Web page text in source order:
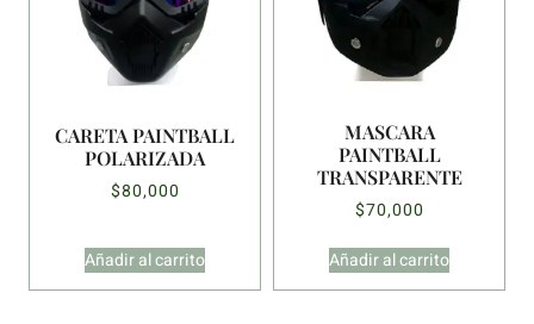
CARETA PAINTBALL
POLARIZADA
$80,000
Añadir al carrito
MASCARA
PAINTBALL
TRANSPARENTE
$70,000
Añadir al carrito